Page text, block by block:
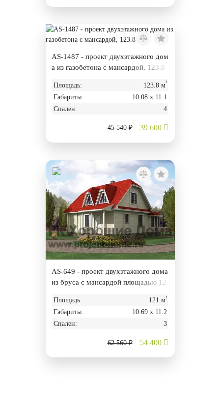
AS-1487 - проект двухэтажного дом
а из газобетона с мансардой, 123.8
Площадь: 123.8 м²
Габариты:
10.08 х 11.1
Спален:
4
45 540 ₽ 39 600
AS-649 - проект двухэтажного дома
из бруса с мансардой площадью 12
Площадь: 121 м²
Габариты:
10.69 х 11.2
Спален:
3
62 560 ₽ 54 400